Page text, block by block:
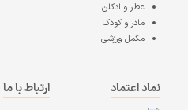
عطر و ادکلن
مادر و کودک
مکمل ورزشی
نماد اعتماد
ارتباط با ما